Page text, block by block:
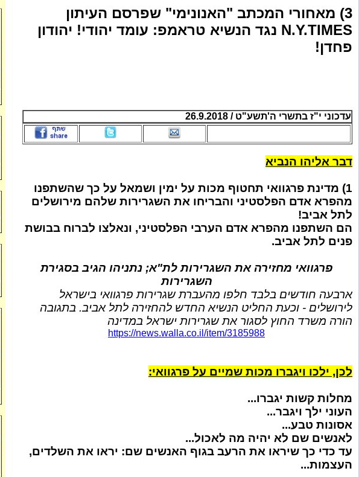
3) מאחורי המכתב "האנונימי" שפרסם העיתון
N.Y.TIMES נגד הנשיא טראמפ: עומד יהודי! יהודון
פחדן!
עדכוני י"ז בתשרי ה'תשע"ט / 26.9.2018
דבר אליהו הנביא
1) מדינת פרגוואי תחטוף מכות על ימין ושמאל על כך שהשתפנו
מהפרא אדם הפלסטיני והבריחו את השגרירות שלהם מירושלים
לתל אביב!
הם השתפנו מהפרא אדם הערבי הפלסטיני, ונאלצו לברוח בבושת
פנים לתל אביב.
פרגוואי מחזירה את השגרירות לת"א; נתניהו הגיב בסגירת
השגרירות
ארבעה חודשים בלבד חלפו מהעברת שגרירות פרגוואי בישראל
לירושלים - וכעת החליט הנשיא החדש להחזירה לתל אביב. בתגובה
הורה משרד החוץ לסגור את שגרירות ישראל במדינה
https://news.walla.co.il/item/3185988
לכן, ילכו ויגברו מכות שמיים על פרגוואי:
מחלות קשות יגברו...
העוני ילך ויגבר...
אסונות טבע...
לאנשים שם לא יהיה מה לאכול...
עד כדי כך שיראו את הרעב בגוף האנשים שם: יראו את השלדים,
העצמות...